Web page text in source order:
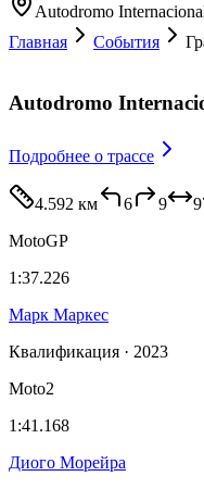
Autodromo
Главная
События
Autodromo
Подробнее о трассе
4.592 км 6 9
MotoGP
1:37.226
Марк Маркес
Квалификация · 2023
Moto2
1:41.168
Диого Морейра